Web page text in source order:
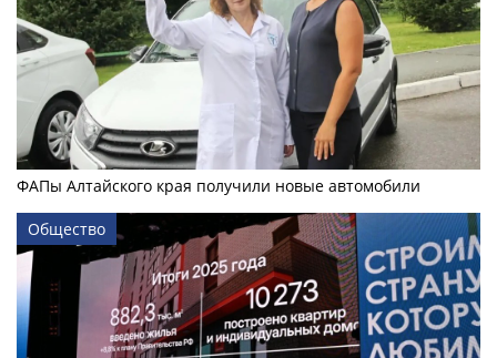
ФАПы Алтайского края получили новые автомобили
Общество